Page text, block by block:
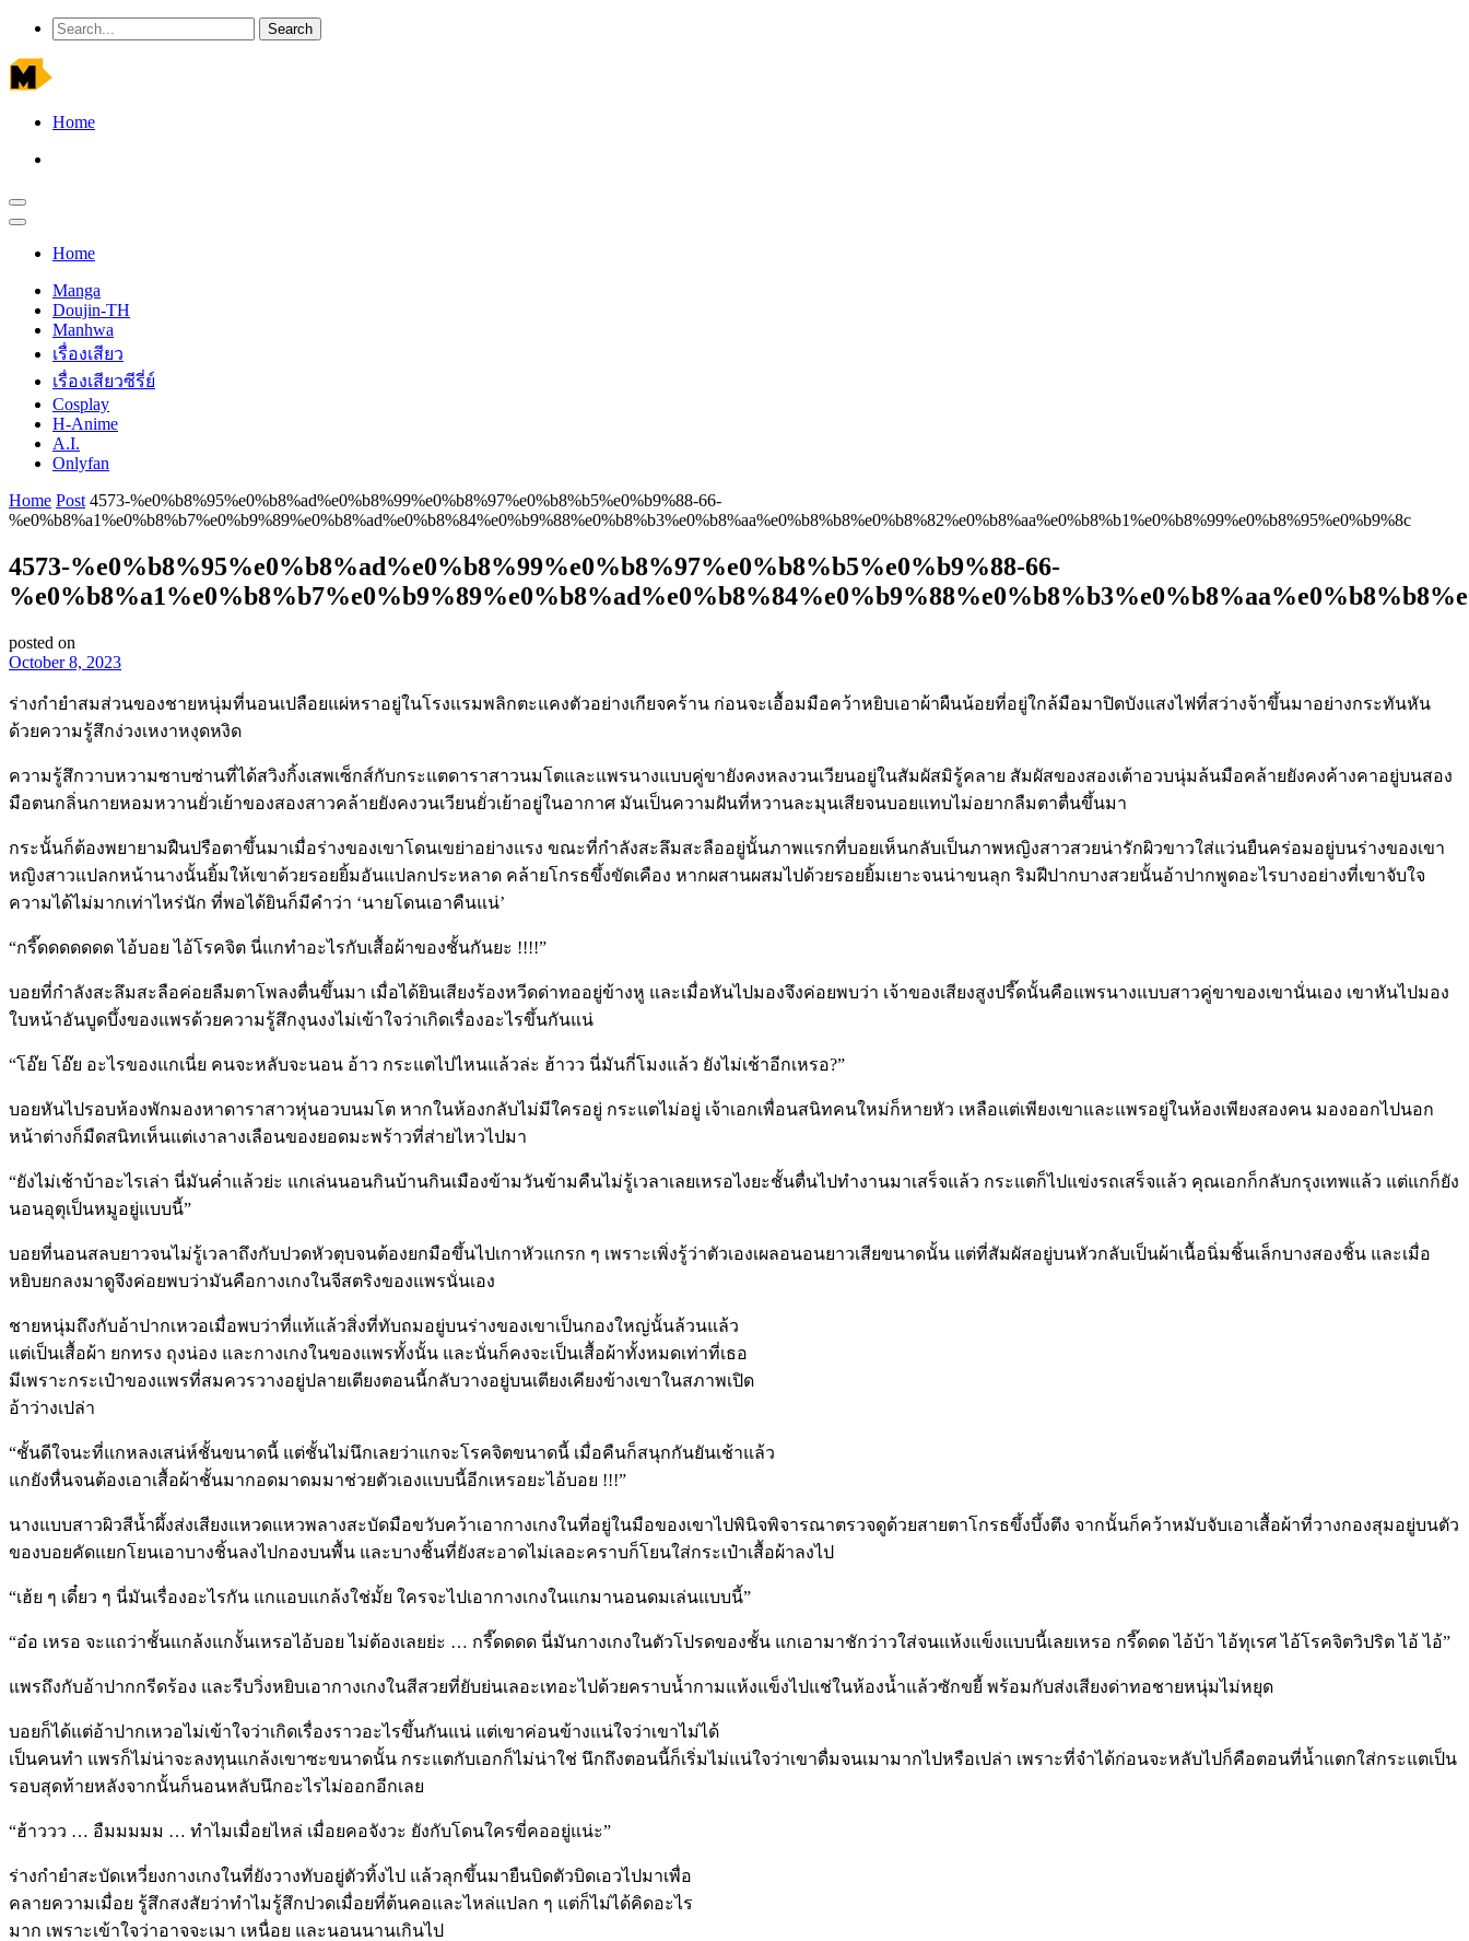
Home
Home
Manga
Doujin-TH
Manhwa
เรื่องเสียว
เรื่องเสียวซีรี่ย์
Cosplay
H-Anime
A.I.
Onlyfan
Home Post 4573-%e0%b8%95%e0%b8%ad%e0%b8%99%e0%b8%97%e0%b8%b5%e0%b9%88-66-
%e0%b8%a1%e0%b8%b7%e0%b9%89%e0%b8%ad%e0%b8%84%e0%b9%88%e0%b8%b3%e0%b8%aa%e0%b8%b8%e0%b8%82%e0%b8%aa%e0%b8%b1%e0%b8%99%e0%b8%95%e0%b9%8c
4573-%e0%b8%95%e0%b8%ad%e0%b8%99%e0%b8%97%e0%b8%b5%e0%b9%88-66-
posted on
October 8, 2023
ร่างกำยำสมส่วนของชายหนุ่มที่นอนเปลือยแผ่หราอยู่ในโรงแรมพลิกตะแคงตัวอย่างเกียจคร้าน ก่อนจะเอื้อมมือคว้าหยิบเอาผ้าผืนน้อยที่อยู่ใกล้มือมาปิดบังแสงไฟที่สว่างจ้าขึ้นมาอย่างกระทันหัน
ด้วยความรู้สึกง่วงเหงาหงุดหงิด
ความรู้สึกวาบหวามซาบซ่านที่ได้สวิงกิ้งเสพเซ็กส์กับกระแตดาราสาวนมโตและแพรนางแบบคู่ขายังคงหลงวนเวียนอยู่ในสัมผัสมิรู้คลาย สัมผัสของสองเต้าอวบนุ่มล้นมือคล้ายยังคงค้างคาอยู่บนสอง
มือตนกลิ่นกายหอมหวานยั่วเย้าของสองสาวคล้ายยังคงวนเวียนยั่วเย้าอยู่ในอากาศ มันเป็นความฝันที่หวานละมุนเสียจนบอยแทบไม่อยากลืมตาตื่นขึ้นมา
กระนั้นก็ต้องพยายามฝืนปรือตาขึ้นมาเมื่อร่างของเขาโดนเขย่าอย่างแรง ขณะที่กำลังสะลึมสะลืออยู่นั้นภาพแรกที่บอยเห็นกลับเป็นภาพหญิงสาวสวยน่ารักผิวขาวใส่แว่นยืนคร่อมอยู่บนร่างของเขา
หญิงสาวแปลกหน้านางนั้นยิ้มให้เขาด้วยรอยยิ้มอันแปลกประหลาด คล้ายโกรธขึ้งขัดเคือง หากผสานผสมไปด้วยรอยยิ้มเยาะจนน่าขนลุก ริมฝีปากบางสวยนั้นอ้าปากพูดอะไรบางอย่างที่เขาจับใจ
ความได้ไม่มากเท่าไหร่นัก ที่พอได้ยินก็มีคำว่า ‘นายโดนเอาคืนแน่’
“กรี๊ดดดดดดด ไอ้บอย ไอ้โรคจิต นี่แกทำอะไรกับเสื้อผ้าของชั้นกันยะ !!!!”
บอยที่กำลังสะลึมสะลือค่อยลืมตาโพลงตื่นขึ้นมา เมื่อได้ยินเสียงร้องหวีดด่าทออยู่ข้างหู และเมื่อหันไปมองจึงค่อยพบว่า เจ้าของเสียงสูงปรี๊ดนั้นคือแพรนางแบบสาวคู่ขาของเขานั่นเอง เขาหันไปมอง
ใบหน้าอันบูดบึ้งของแพรด้วยความรู้สึกงุนงงไม่เข้าใจว่าเกิดเรื่องอะไรขึ้นกันแน่
“โอ๊ย โอ๊ย อะไรของแกเนี่ย คนจะหลับจะนอน อ้าว กระแตไปไหนแล้วล่ะ ฮ้าวว นี่มันกี่โมงแล้ว ยังไม่เช้าอีกเหรอ?”
บอยหันไปรอบห้องพักมองหาดาราสาวหุ่นอวบนมโต หากในห้องกลับไม่มีใครอยู่ กระแตไม่อยู่ เจ้าเอกเพื่อนสนิทคนใหม่ก็หายหัว เหลือแต่เพียงเขาและแพรอยู่ในห้องเพียงสองคน มองออกไปนอก
หน้าต่างก็มืดสนิทเห็นแต่เงาลางเลือนของยอดมะพร้าวที่ส่ายไหวไปมา
“ยังไม่เช้าบ้าอะไรเล่า นี่มันค่ำแล้วย่ะ แกเล่นนอนกินบ้านกินเมืองข้ามวันข้ามคืนไม่รู้เวลาเลยเหรอไงยะชั้นตื่นไปทำงานมาเสร็จแล้ว กระแตก็ไปแข่งรถเสร็จแล้ว คุณเอกก็กลับกรุงเทพแล้ว แต่แกก็ยัง
นอนอุตุเป็นหมูอยู่แบบนี้”
บอยที่นอนสลบยาวจนไม่รู้เวลาถึงกับปวดหัวตุบจนต้องยกมือขึ้นไปเกาหัวแกรก ๆ เพราะเพิ่งรู้ว่าตัวเองเผลอนอนยาวเสียขนาดนั้น แต่ที่สัมผัสอยู่บนหัวกลับเป็นผ้าเนื้อนิ่มชิ้นเล็กบางสองชิ้น และเมื่อ
หยิบยกลงมาดูจึงค่อยพบว่ามันคือกางเกงในจีสตริงของแพรนั่นเอง
ชายหนุ่มถึงกับอ้าปากเหวอเมื่อพบว่าที่แท้แล้วสิ่งที่ทับถมอยู่บนร่างของเขาเป็นกองใหญ่นั้นล้วนแล้ว
แต่เป็นเสื้อผ้า ยกทรง ถุงน่อง และกางเกงในของแพรทั้งนั้น และนั่นก็คงจะเป็นเสื้อผ้าทั้งหมดเท่าที่เธอ
มีเพราะกระเป๋าของแพรที่สมควรวางอยู่ปลายเตียงตอนนี้กลับวางอยู่บนเตียงเคียงข้างเขาในสภาพเปิด
อ้าว่างเปล่า
“ชั้นดีใจนะที่แกหลงเสน่ห์ชั้นขนาดนี้ แต่ชั้นไม่นึกเลยว่าแกจะโรคจิตขนาดนี้ เมื่อคืนก็สนุกกันยันเช้าแล้ว
แกยังหื่นจนต้องเอาเสื้อผ้าชั้นมากอดมาดมมาช่วยตัวเองแบบนี้อีกเหรอยะไอ้บอย !!!”
นางแบบสาวผิวสีน้ำผึ้งส่งเสียงแหวดแหวพลางสะบัดมือขวับคว้าเอากางเกงในที่อยู่ในมือของเขาไปพินิจพิจารณาตรวจดูด้วยสายตาโกรธขึ้งบึ้งตึง จากนั้นก็คว้าหมับจับเอาเสื้อผ้าที่วางกองสุมอยู่บนตัว
ของบอยคัดแยกโยนเอาบางชิ้นลงไปกองบนพื้น และบางชิ้นที่ยังสะอาดไม่เลอะคราบก็โยนใส่กระเป๋าเสื้อผ้าลงไป
“เฮ้ย ๆ เดี๋ยว ๆ นี่มันเรื่องอะไรกัน แกแอบแกล้งใช่มั้ย ใครจะไปเอากางเกงในแกมานอนดมเล่นแบบนี้”
“อ๋อ เหรอ จะแถว่าชั้นแกล้งแกงั้นเหรอไอ้บอย ไม่ต้องเลยย่ะ … กรี๊ดดดด นี่มันกางเกงในตัวโปรดของชั้น แกเอามาชักว่าวใส่จนแห้งแข็งแบบนี้เลยเหรอ กรี๊ดดด ไอ้บ้า ไอ้ทุเรศ ไอ้โรคจิตวิปริต ไอ้ ไอ้”
แพรถึงกับอ้าปากกรีดร้อง และรีบวิ่งหยิบเอากางเกงในสีสวยที่ยับย่นเลอะเทอะไปด้วยคราบน้ำกามแห้งแข็งไปแช่ในห้องน้ำแล้วซักขยี้ พร้อมกับส่งเสียงด่าทอชายหนุ่มไม่หยุด
บอยก็ได้แต่อ้าปากเหวอไม่เข้าใจว่าเกิดเรื่องราวอะไรขึ้นกันแน่ แต่เขาค่อนข้างแน่ใจว่าเขาไม่ได้
เป็นคนทำ แพรก็ไม่น่าจะลงทุนแกล้งเขาซะขนาดนั้น กระแตกับเอกก็ไม่น่าใช่ นึกถึงตอนนี้ก็เริ่มไม่แน่ใจว่าเขาดื่มจนเมามากไปหรือเปล่า เพราะที่จำได้ก่อนจะหลับไปก็คือตอนที่น้ำแตกใส่กระแตเป็น
รอบสุดท้ายหลังจากนั้นก็นอนหลับนึกอะไรไม่ออกอีกเลย
“ฮ้าววว … อืมมมมม … ทำไมเมื่อยไหล่ เมื่อยคอจังวะ ยังกับโดนใครขี่คออยู่แน่ะ”
ร่างกำยำสะบัดเหวี่ยงกางเกงในที่ยังวางทับอยู่ตัวทิ้งไป แล้วลุกขึ้นมายืนบิดตัวบิดเอวไปมาเพื่อ
คลายความเมื่อย รู้สึกสงสัยว่าทำไมรู้สึกปวดเมื่อยที่ต้นคอและไหล่แปลก ๆ แต่ก็ไม่ได้คิดอะไร
มาก เพราะเข้าใจว่าอาจจะเมา เหนื่อย และนอนนานเกินไป